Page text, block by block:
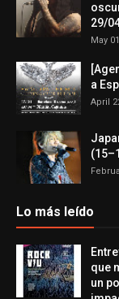
29/
May
a
April
Lo más leído
que
un